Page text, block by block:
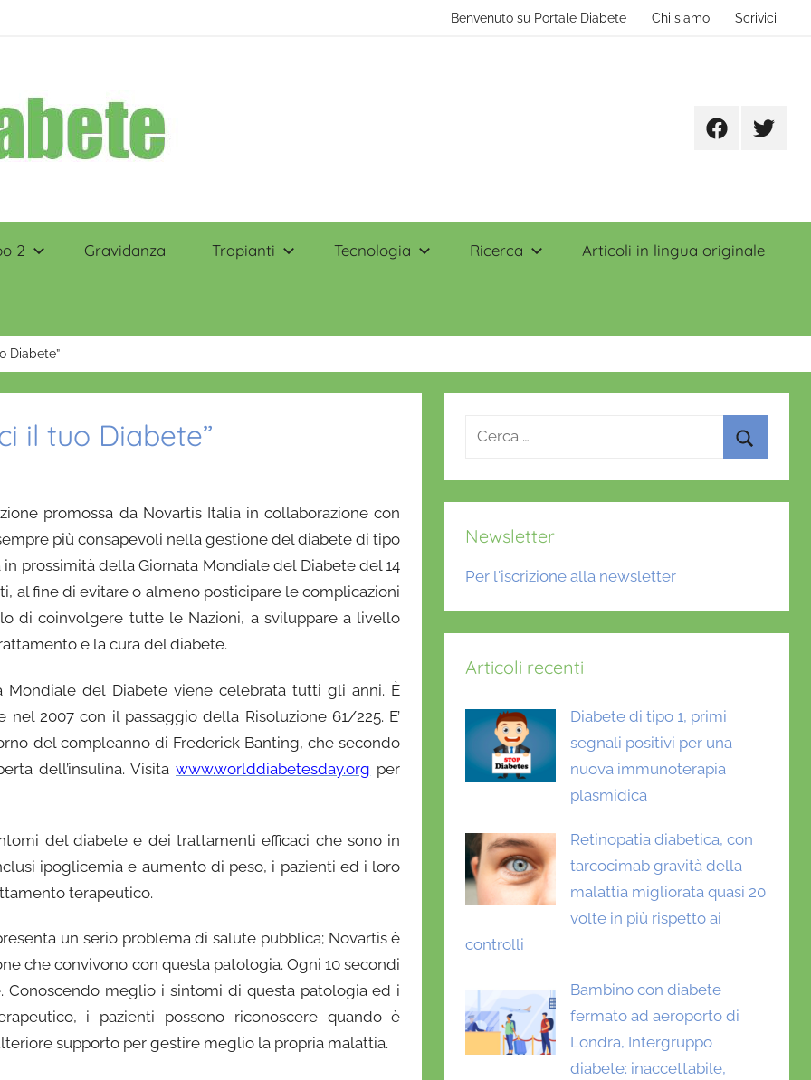
Benvenuto su Portale Diabete Chi siamo Scrivici
FacebookTwitter
2 Gravidanza Trapianti Tecnologia Ricerca Articoli in lingua originale
Diabete”
il tuo Diabete”
promossa da Novartis Italia in collaborazione con
più consapevoli nella gestione del diabete di tipo
in prossimità della Giornata Mondiale del Diabete del 14
al fine di evitare o almeno posticipare le complicazioni
di coinvolgere tutte le Nazioni, a sviluppare a livello
e la cura del diabete.
Mondiale del Diabete viene celebrata tutti gli anni. È
2007 con il passaggio della Risoluzione 61/225. E’
del compleanno di Frederick Banting, che secondo
dell’insulina. Visitawww.worlddiabetesday.org per
del diabete e dei trattamenti efficaci che sono in
ipoglicemia e aumento di peso, i pazienti ed i loro
terapeutico.
un serio problema di salute pubblica; Novartis è
che convivono con questa patologia. Ogni 10 secondi
Conoscendo meglio i sintomi di questa patologia ed i
i pazienti possono riconoscere quando è
supporto per gestire meglio la propria malattia.
Ricerca
Newsletter
Per l'iscrizione alla newsletter
Articoli recenti
Diabete di tipo 1, primi
segnali positivi per una
nuova immunoterapia
plasmidica
Retinopatia diabetica, con
tarcocimab gravità della
malattia migliorata quasi 20
volte in più rispetto ai
controlli
Bambino con diabete
fermato ad aeroporto di
Londra, Intergruppo
diabete: inaccettabile,